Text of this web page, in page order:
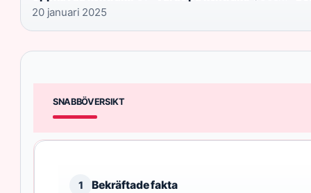
20 januari 2025
SNABBÖVERSIKT
1 Bekräftade fakta